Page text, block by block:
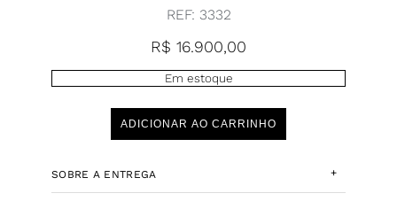
REF: 3332
R$ 16.900,00
Em estoque
ADICIONAR AO CARRINHO
SOBRE A ENTREGA +